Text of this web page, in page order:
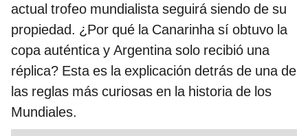
actual trofeo mundialista seguirá siendo de su
propiedad. ¿Por qué la Canarinha sí obtuvo la
copa auténtica y Argentina solo recibió una
réplica? Esta es la explicación detrás de una de
las reglas más curiosas en la historia de los
Mundiales.